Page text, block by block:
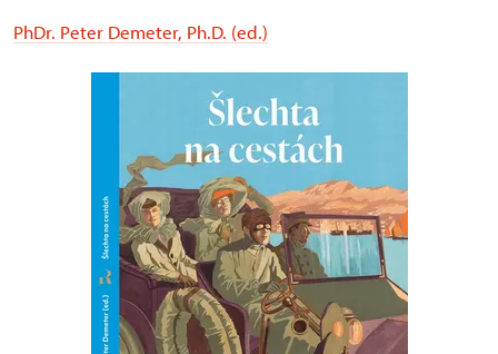
PhDr. Peter Demeter, Ph.D. (ed.)